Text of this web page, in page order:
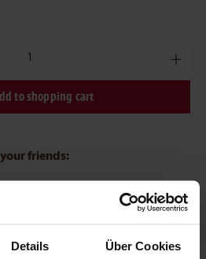
Details Über Cookies
desired amount or use the buttons
to shopping cart
friends: